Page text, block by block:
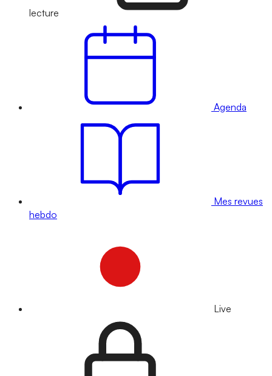
lecture
Agenda
Mes revues
hebdo
Live